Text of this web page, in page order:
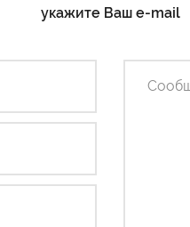
укажите Ваш e-mail